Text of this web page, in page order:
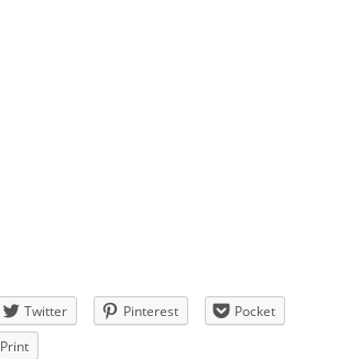
Twitter Pinterest
Pocket
Print